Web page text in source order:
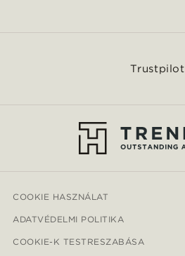
Trustpilot
COOKIE HASZNÁLAT
ADATVÉDELMI POLITIKA
COOKIE-K TESTRESZABÁSA